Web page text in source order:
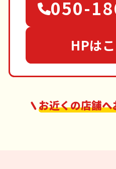
050-
HPは
お近くの店舗